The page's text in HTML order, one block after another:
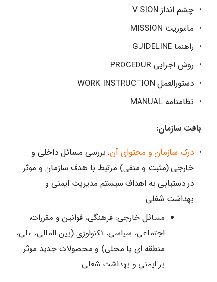
چشم انداز VISION
ماموریت MISSION
راهنما GUIDELINE
روش اجرایی PROCEDUR
دستورالعمل WORK INSTRUCTION
نظامنامه MANUAL
بافت سازمان:
درک سازمان و محتوای آن: بررسی مسائل داخلی و
خارجی (مثبت و منفی) مرتبط با هدف سازمان و موثر
در دستیابی به اهداف سیستم مدیریت ایمنی و
بهداشت شغلی
مسائل خارجی: فرهنگی، قوانین و مقررات،
اجتماعی، سیاسی، تکنولوژی (بین المللی، ملی،
منطقه ای یا محلی) و محصولات جدید موثر
بر ایمنی و بهداشت شغلی